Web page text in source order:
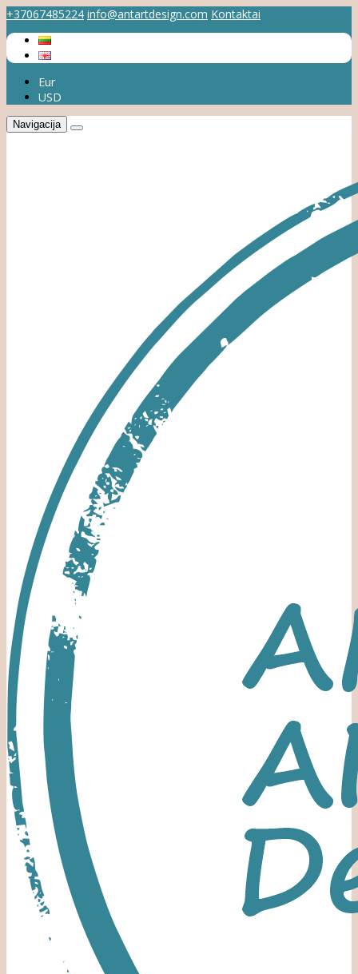
+37067485224 info@antartdesign.com Kontaktai
Eur
USD
Navigacija